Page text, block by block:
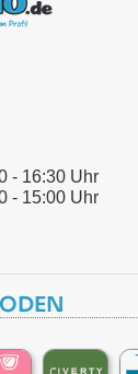
- 16:30 Uhr
- 15:00 Uhr